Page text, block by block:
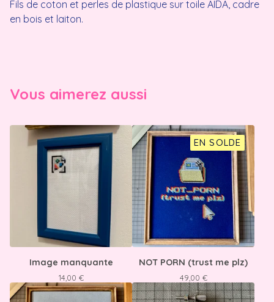
Fils de coton et perles de plastique sur toile AIDA, cadre
en bois et laiton.
Vous aimerez aussi
Image manquante
14,00 €
EN SOLDE
NOT PORN (trust me plz)
49,00 €